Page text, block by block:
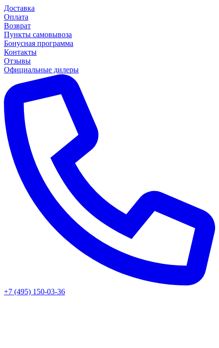
Доставка
Оплата
Возврат
Пункты самовывоза
Бонусная программа
Контакты
Отзывы
Официальные дилеры
+7 (495) 150-03-36